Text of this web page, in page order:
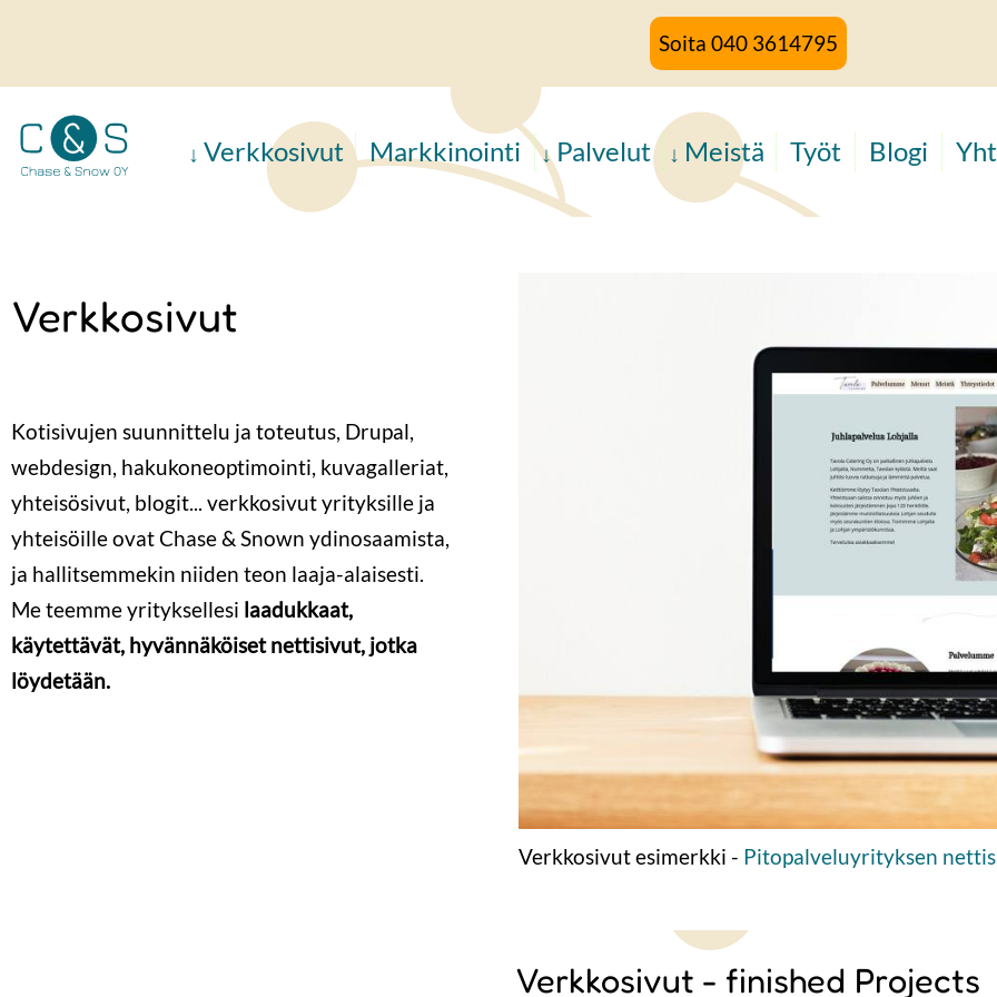
Soita 040 3614795
Verkkosivut Markkinointi Palvelut Meistä Työt Blogi
Verkkosivut
Kotisivujen suunnittelu ja toteutus, Drupal,
webdesign, hakukoneoptimointi, kuvagalleriat,
yhteisösivut, blogit... verkkosivut yrityksille ja
yhteisöille ovat Chase & Snown ydinosaamista,
ja hallitsemmekin niiden teon laaja-alaisesti.
Me teemme yrityksellesi laadukkaat,
käytettävät, hyvännäköiset nettisivut, jotka
löydetään.
Verkkosivut esimerkki - Pitopalveluyrityksen
Verkkosivut - finished Projects